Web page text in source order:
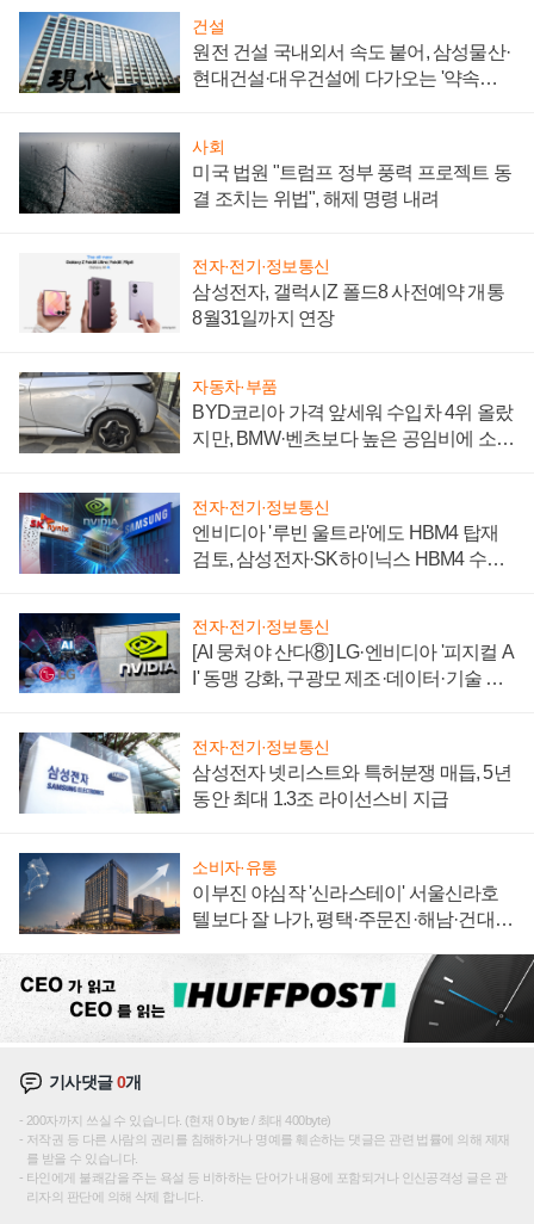
건설
원전 건설 국내외서 속도 붙어, 삼성물산·
현대건설·대우건설에 다가오는 '약속의
사회
미국 법원 "트럼프 정부 풍력 프로젝트 동
결 조치는 위법", 해제 명령 내려
전자·전기·정보통신
삼성전자, 갤럭시Z 폴드8 사전예약 개통
8월31일까지 연장
자동차·부품
BYD코리아 가격 앞세워 수입차 4위 올랐
지만, BMW·벤츠보다 높은 공임비에 소비
전자·전기·정보통신
엔비디아 '루빈 울트라'에도 HBM4 탑재
검토, 삼성전자·SK하이닉스 HBM4 수율
전자·전기·정보통신
[AI 뭉쳐야 산다⑧] LG·엔비디아 '피지컬 A
I' 동맹 강화, 구광모 제조·데이터·기술 결
전자·전기·정보통신
삼성전자 넷리스트와 특허분쟁 매듭, 5년
동안 최대 1.3조 라이선스비 지급
소비자·유통
이부진 야심작 '신라스테이' 서울신라호
텔보다 잘 나가, 평택·주문진·해남·건대로
기사댓글0개
200자까지 쓰실 수 있습니다. (현재 0 byte / 최대 400byte)
저작권 등 다른 사람의 권리를 침해하거나 명예를 훼손하는 댓글은 관련 법률에 의해 제재
를 받을 수 있습니다.
타인에게 불쾌감을 주는 욕설 등 비하하는 단어가 내용에 포함되거나 인신공격성 글은 관
리자의 판단에 의해 삭제 합니다.